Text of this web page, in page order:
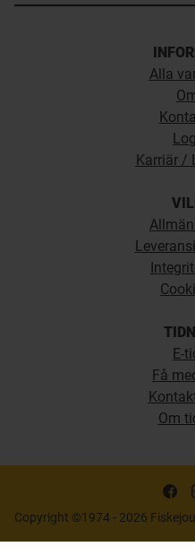
Alla
Karriär /
E-
Få
Om
Copyright ©1974 - 2026